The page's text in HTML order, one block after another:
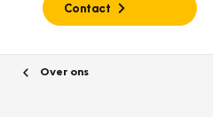
Contact
Over ons